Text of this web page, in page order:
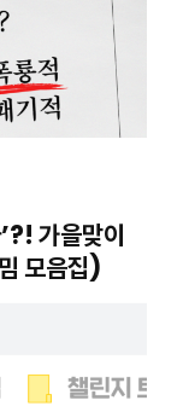
가을맞이
모음집)